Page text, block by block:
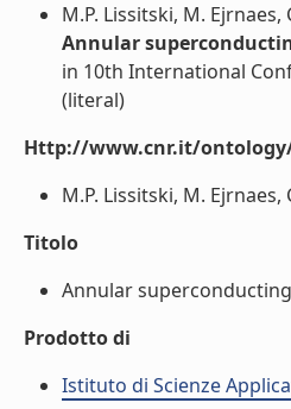
M.P. Lissitski, M. Ejrnaes,
Annular
in 10th International
(literal)
Http://www.cnr.it/
M.P. Lissitski, M. Ejrnaes,
Titolo
Annular
Prodotto di
Istituto di Scienze